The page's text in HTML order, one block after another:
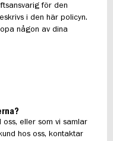
för den
i den här policyn.
någon av dina
eller som vi samlar
hos oss, kontaktar